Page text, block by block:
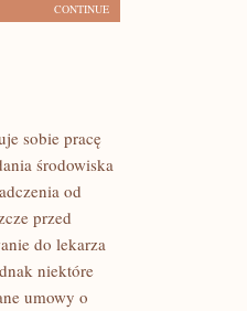
CONTINUE
sobie pracę
środowiska
od
przed
do lekarza
niektóre
umowy o